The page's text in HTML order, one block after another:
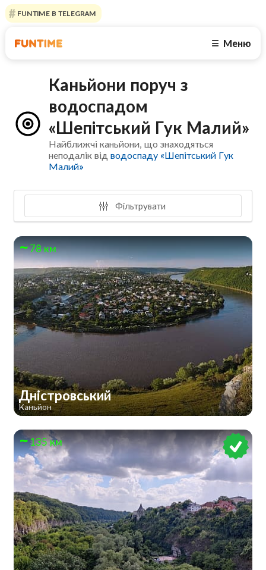
FUNTIME В TELEGRAM
☰ Меню
Каньйони поруч з
водоспадом
«Шепітський Гук Малий»
Найближчі каньйони, що знаходяться
неподалік відводоспаду «Шепітський Гук
Малий»
Фільтрувати
78 км
Дністровський
Каньйон
135 км